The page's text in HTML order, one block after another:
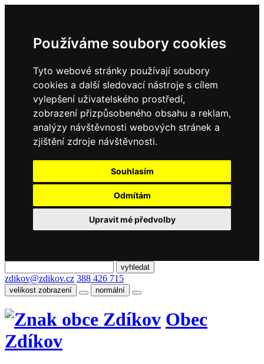
Používáme soubory cookies
Tyto webové stránky používají soubory
cookies a další sledovací nástroje s cílem
vylepšení uživatelského prostředí,
zobrazení přizpůsobeného obsahu a reklam,
analýzy návštěvnosti webových stránek a
zjištění zdroje návštěvnosti.
Souhlasím
Odmítám
Upravit mé předvolby
zdikov@zdikov.cz 388 426 715
velikost zobrazení normální
Obec
Zdíkov